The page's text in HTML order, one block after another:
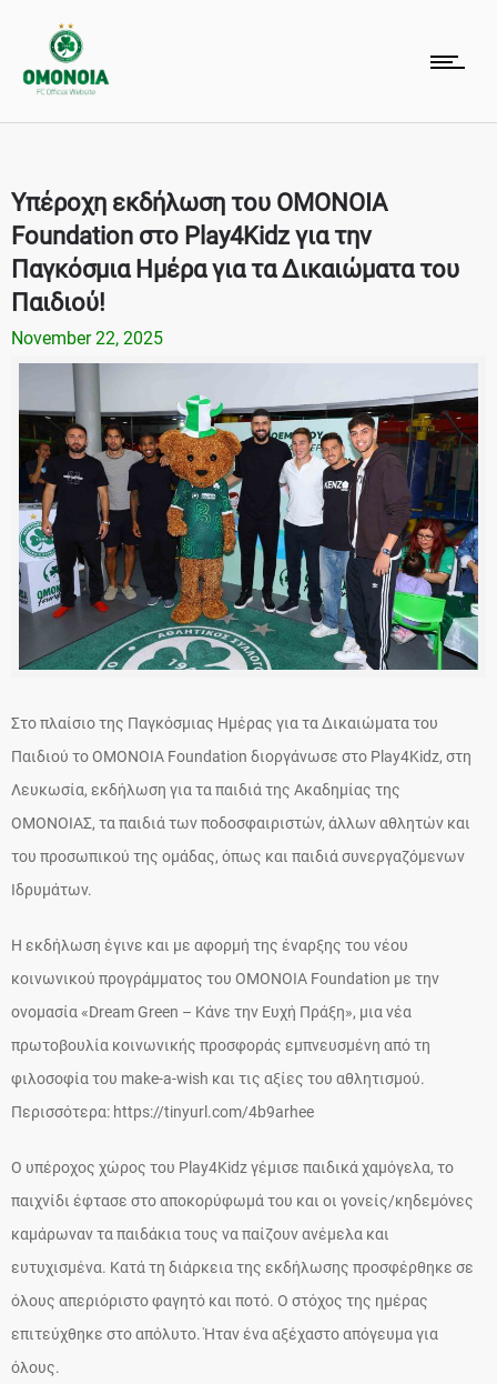
Υπέροχη εκδήλωση του OMONOIA
Foundation στο Play4Kidz για την
Παγκόσμια Ημέρα για τα Δικαιώματα του
Παιδιού!
November 22, 2025
Στο πλαίσιο της Παγκόσμιας Ημέρας για τα Δικαιώματα του
Παιδιού το OMONOIA Foundation διοργάνωσε στο Play4Kidz, στη
Λευκωσία, εκδήλωση για τα παιδιά της Ακαδημίας της
ΟΜΟΝΟΙΑΣ, τα παιδιά των ποδοσφαιριστών, άλλων αθλητών και
του προσωπικού της ομάδας, όπως και παιδιά συνεργαζόμενων
Ιδρυμάτων.
Η εκδήλωση έγινε και με αφορμή της έναρξης του νέου
κοινωνικού προγράμματος του ΟΜΟΝΟΙΑ Foundation με την
ονομασία «Dream Green – Κάνε την Ευχή Πράξη», μια νέα
πρωτοβουλία κοινωνικής προσφοράς εμπνευσμένη από τη
φιλοσοφία του make-a-wish και τις αξίες του αθλητισμού.
Περισσότερα: https://tinyurl.com/4b9arhee
Ο υπέροχος χώρος του Play4Kidz γέμισε παιδικά χαμόγελα, το
παιχνίδι έφτασε στο αποκορύφωμά του και οι γονείς/κηδεμόνες
καμάρωναν τα παιδάκια τους να παίζουν ανέμελα και
ευτυχισμένα. Κατά τη διάρκεια της εκδήλωσης προσφέρθηκε σε
όλους απεριόριστο φαγητό και ποτό. Ο στόχος της ημέρας
επιτεύχθηκε στο απόλυτο. Ήταν ένα αξέχαστο απόγευμα για
όλους.